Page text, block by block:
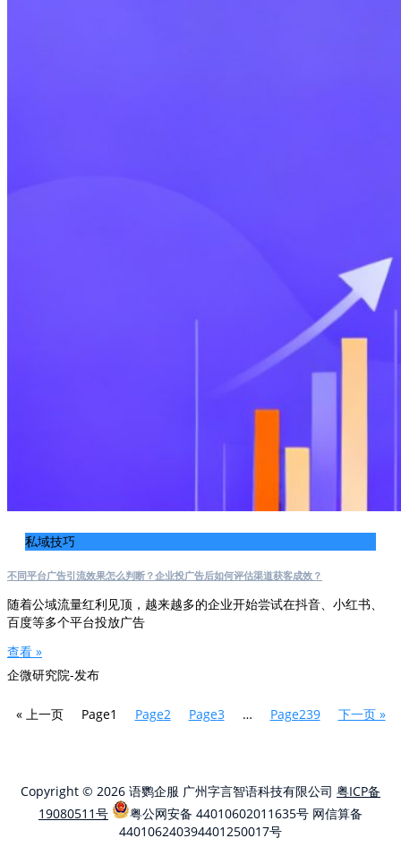
私域技巧
不同平台广告引流效果怎么判断？企业投广告后如何评估渠道获客成效？
随着公域流量红利见顶，越来越多的企业开始尝试在抖音、小红书、
百度等多个平台投放广告
查看 »
企微研究院-发布
« 上一页 Page1 Page2 Page3 … Page239 下一页 »
Copyright © 2026 语鹦企服 广州字言智语科技有限公司 粤ICP备
19080511号
粤公网安备 44010602011635号 网信算备
440106240394401250017号